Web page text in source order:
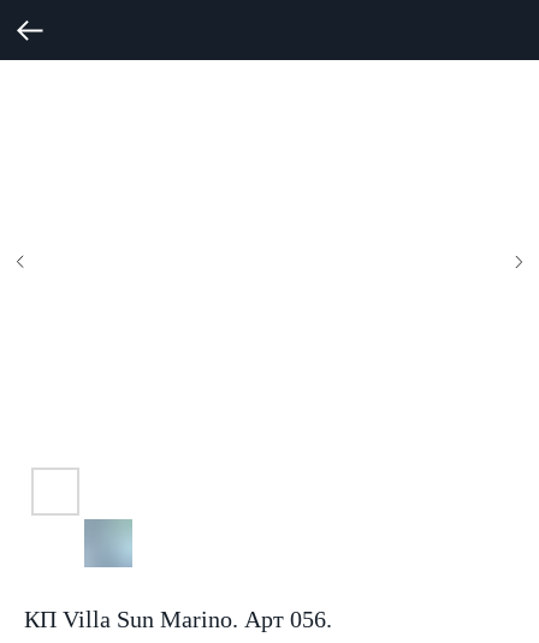
КП Villa Sun Marino. Арт 056.